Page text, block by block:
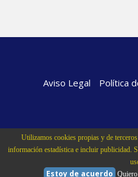
Aviso Legal Política
Utilizamos cookies propias y de
información estadística e incluir publicidad.
Estoy de acuerdo